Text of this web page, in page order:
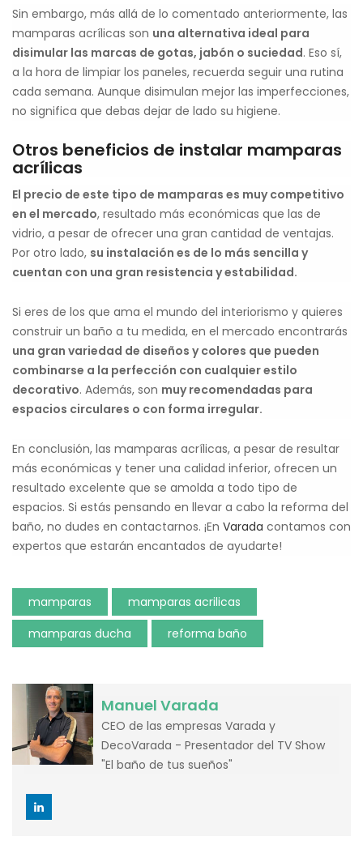
Sin embargo, más allá de lo comentado anteriormente, las
mamparas acrílicas son una alternativa ideal para
disimular las marcas de gotas, jabón o suciedad. Eso sí,
a la hora de limpiar los paneles, recuerda seguir una rutina
cada semana. Aunque disimulan mejor las imperfecciones,
no significa que debas dejar de lado su higiene.
Otros beneficios de instalar mamparas
acrílicas
El precio de este tipo de mamparas es muy competitivo
en el mercado, resultado más económicas que las de
vidrio, a pesar de ofrecer una gran cantidad de ventajas.
Por otro lado, su instalación es de lo más sencilla y
cuentan con una gran resistencia y estabilidad.
Si eres de los que ama el mundo del interiorismo y quieres
construir un baño a tu medida, en el mercado encontrarás
una gran variedad de diseños y colores que pueden
combinarse a la perfección con cualquier estilo
decorativo. Además, son muy recomendadas para
espacios circulares o con forma irregular.
En conclusión, las mamparas acrílicas, a pesar de resultar
más económicas y tener una calidad inferior, ofrecen un
resultado excelente que se amolda a todo tipo de
espacios. Si estás pensando en llevar a cabo la reforma del
baño, no dudes en contactarnos. ¡En Varada contamos con
expertos que estarán encantados de ayudarte!
mamparas
mamparas acrilicas
mamparas ducha
reforma baño
Manuel Varada
CEO de las empresas Varada y
DecoVarada - Presentador del TV Show
"El baño de tus sueños"